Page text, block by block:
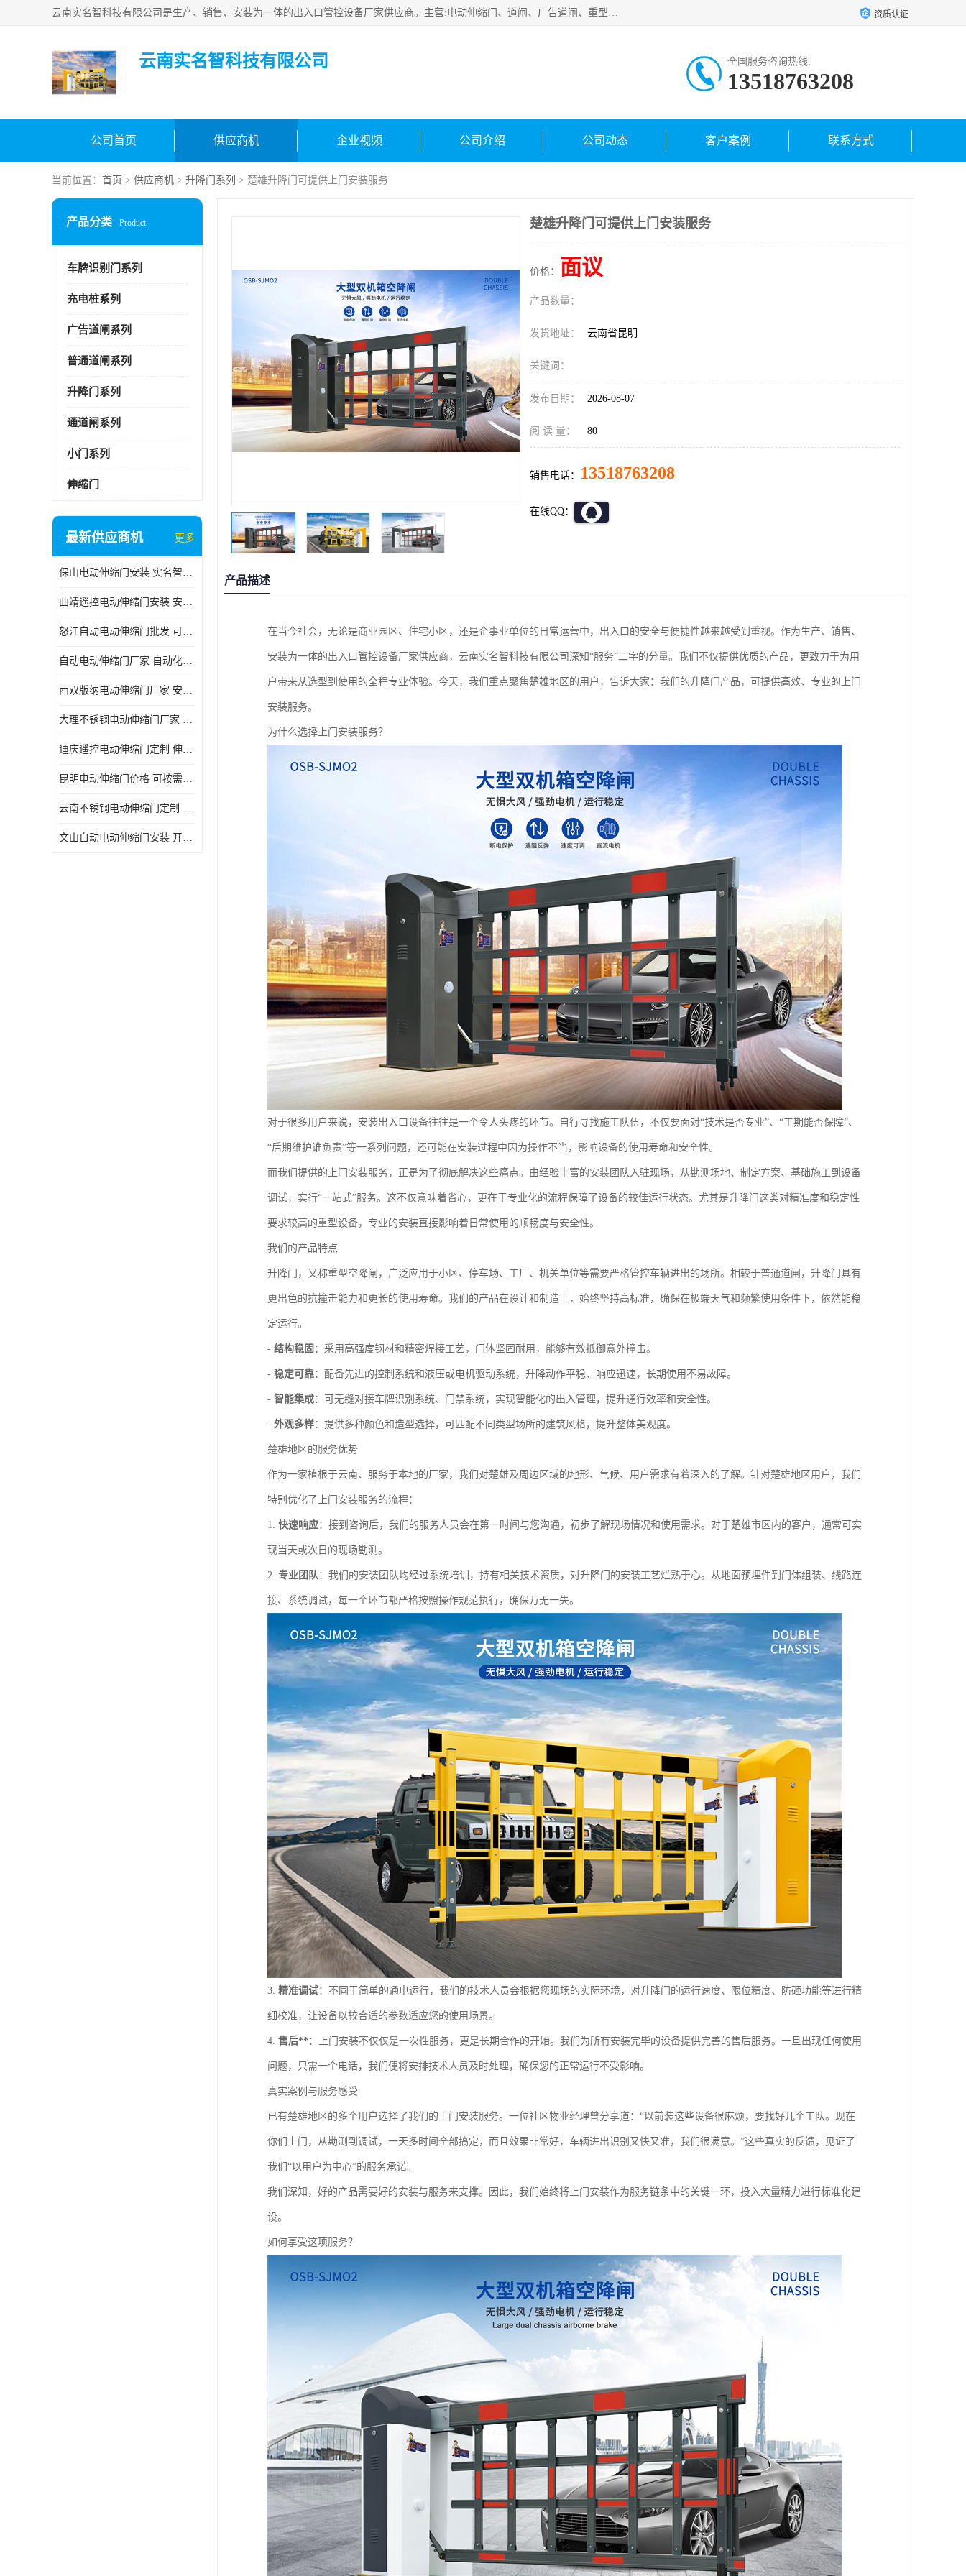
云南实名智科技有限公司是生产、销售、安装为一体的出入口管控设备厂家供应商。主营:电动伸缩门、道闸、广告道闸、重型空降闸、车牌识别、门禁通道、升降柱、岗亭、旗杆等智能设备。主营产品: 电动伸缩门,道闸门禁,车牌识别 生产、销售、安装为一体的出入口管控设备厂家源头供应商。 资质认证
云南实名智科技有限公司 全国服务咨询热线:
13518763208
公司首页 供应商机 企业视频 公司介绍 公司动态 客户案例 联系方式
当前位置： 首页 > 供应商机 > 升降门系列 > 楚雄升降门可提供上门安装服务
产品分类 Product
车牌识别门系列
充电桩系列
广告道闸系列
普通道闸系列
升降门系列
通道闸系列
小门系列
伸缩门
最新供应商机 更多
保山电动伸缩门安装 实名智科技 安全性高
曲靖遥控电动伸缩门安装 安全性高
怒江自动电动伸缩门批发 可按需定制
自动电动伸缩门厂家 自动化操作
西双版纳电动伸缩门厂家 安全性高
大理不锈钢电动伸缩门厂家 适合狭窄通道
迪庆遥控电动伸缩门定制 伸缩结构设计
昆明电动伸缩门价格 可按需定制
云南不锈钢电动伸缩门定制 自动化操作
文山自动电动伸缩门安装 开启后占用空间小
楚雄升降门可提供上门安装服务
价格： 面议
产品数量：
发货地址： 云南省昆明
关键词：
发布日期： 2026-08-07
阅 读 量： 80
销售电话： 13518763208
在线QQ：
产品描述
在当今社会，无论是商业园区、住宅小区，还是企事业单位的日常运营中，出入口的安全与便捷性越来越受到重视。作为生产、销售、
安装为一体的出入口管控设备厂家供应商，云南实名智科技有限公司深知“服务”二字的分量。我们不仅提供优质的产品，更致力于为用
户带来从选型到使用的全程专业体验。今天，我们重点聚焦楚雄地区的用户，告诉大家：我们的升降门产品，可提供高效、专业的上门
安装服务。
为什么选择上门安装服务？
对于很多用户来说，安装出入口设备往往是一个令人头疼的环节。自行寻找施工队伍，不仅要面对“技术是否专业”、“工期能否保障”、
“后期维护谁负责”等一系列问题，还可能在安装过程中因为操作不当，影响设备的使用寿命和安全性。
而我们提供的上门安装服务，正是为了彻底解决这些痛点。由经验丰富的安装团队入驻现场，从勘测场地、制定方案、基础施工到设备
调试，实行“一站式”服务。这不仅意味着省心，更在于专业化的流程保障了设备的较佳运行状态。尤其是升降门这类对精准度和稳定性
要求较高的重型设备，专业的安装直接影响着日常使用的顺畅度与安全性。
我们的产品特点
升降门，又称重型空降闸，广泛应用于小区、停车场、工厂、机关单位等需要严格管控车辆进出的场所。相较于普通道闸，升降门具有
更出色的抗撞击能力和更长的使用寿命。我们的产品在设计和制造上，始终坚持高标准，确保在极端天气和频繁使用条件下，依然能稳
定运行。
- 结构稳固 ：采用高强度钢材和精密焊接工艺，门体坚固耐用，能够有效抵御意外撞击。
- 稳定可靠：配备先进的控制系统和液压或电机驱动系统，升降动作平稳、响应迅速，长期使用不易故障。
- 智能集成：可无缝对接车牌识别系统、门禁系统，实现智能化的出入管理，提升通行效率和安全性。
- 外观多样：提供多种颜色和造型选择，可匹配不同类型场所的建筑风格，提升整体美观度。
楚雄地区的服务优势
作为一家植根于云南、服务于本地的厂家，我们对楚雄及周边区域的地形、气候、用户需求有着深入的了解。针对楚雄地区用户，我们
特别优化了上门安装服务的流程：
1. 快速响应：接到咨询后，我们的服务人员会在第一时间与您沟通，初步了解现场情况和使用需求。对于楚雄市区内的客户，通常可实
现当天或次日的现场勘测。
2. 专业团队：我们的安装团队均经过系统培训，持有相关技术资质，对升降门的安装工艺烂熟于心。从地面预埋件到门体组装、线路连
接、系统调试，每一个环节都严格按照操作规范执行，确保万无一失。
3. 精准调试：不同于简单的通电运行，我们的技术人员会根据您现场的实际环境，对升降门的运行速度、限位精度、防砸功能等进行精
细校准，让设备以较合适的参数适应您的使用场景。
4. 售后**：上门安装不仅仅是一次性服务，更是长期合作的开始。我们为所有安装完毕的设备提供完善的售后服务。一旦出现任何使用
问题，只需一个电话，我们便将安排技术人员及时处理，确保您的正常运行不受影响。
真实案例与服务感受
已有楚雄地区的多个用户选择了我们的上门安装服务。一位社区物业经理曾分享道：“以前装这些设备很麻烦，要找好几个工队。现在
你们上门，从勘测到调试，一天多时间全部搞定，而且效果非常好，车辆进出识别又快又准，我们很满意。”这些真实的反馈，见证了
我们“以用户为中心”的服务承诺。
我们深知，好的产品需要好的安装与服务来支撑。因此，我们始终将上门安装作为服务链条中的关键一环，投入大量精力进行标准化建
设。
如何享受这项服务？